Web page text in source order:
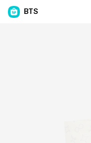
BTS